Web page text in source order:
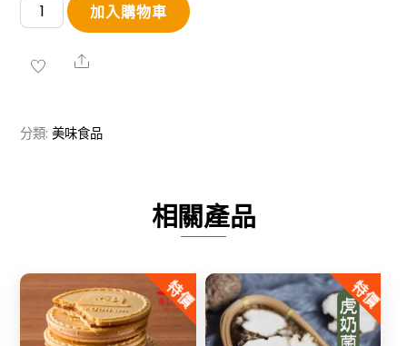
洲
Black
Grade
8oz
量
加入購物車
Share
分類:美味食品
相關產品
特價 特價